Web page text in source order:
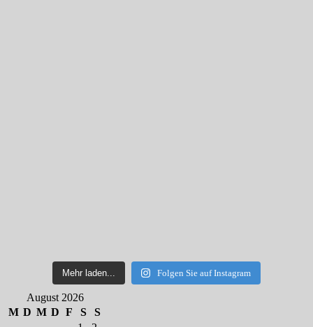
Mehr laden... Folgen Sie auf Instagram
August 2026
M D M D F S
S